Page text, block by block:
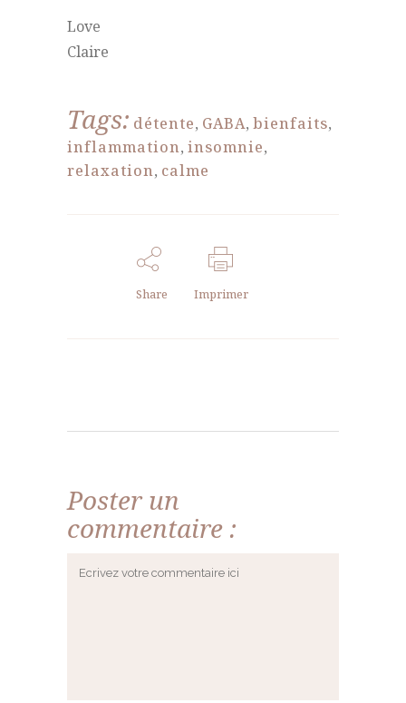
Love
Claire
Tags: détente, GABA, bienfaits,
inflammation, insomnie,
relaxation, calme
Share Imprimer
Poster un
commentaire :